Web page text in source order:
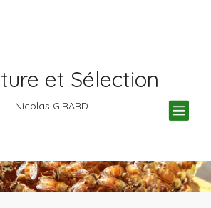
et Sélection
Nicolas GIRARD